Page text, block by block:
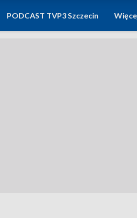
PODCAST TVP3 Szczecin